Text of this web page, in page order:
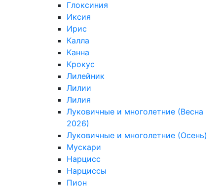
Глоксиния
Иксия
Ирис
Калла
Канна
Крокус
Лилейник
Лилии
Лилия
Луковичные и многолетние (Весна
2026)
Луковичные и многолетние (Осень)
Мускари
Нарцисс
Нарциссы
Пион